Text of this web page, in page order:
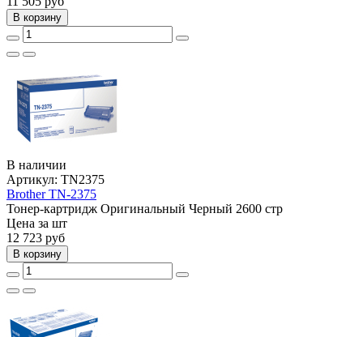
В корзину
В наличии
Артикул: TN2375
Brother TN-2375
Тонер-картридж Оригинальный Черный 2600 стр
Цена за шт
12 723 руб
В корзину